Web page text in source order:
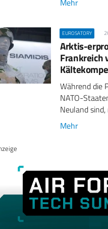
Mehr
EUROSATORY
Arktis-
Frankreich
Während die
NATO-
Neuland
Mehr